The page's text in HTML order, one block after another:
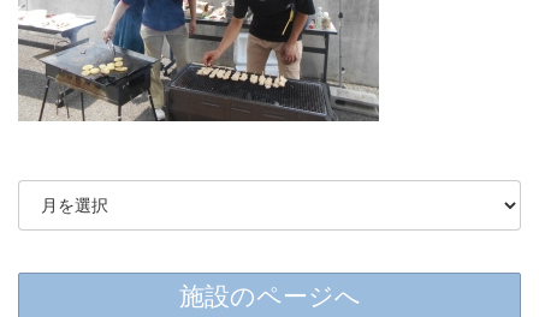
施設のページへ